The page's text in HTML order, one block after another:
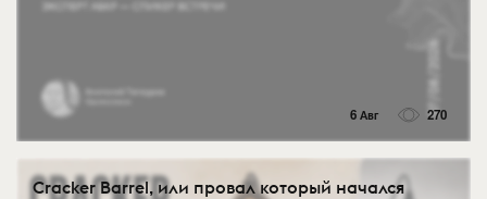
6 Авг 270
Cracker Barrel, или провал который начался